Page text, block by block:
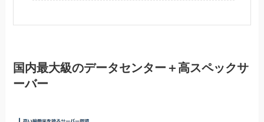
国内最大級のデータセンター＋高スペックサ
ーバー